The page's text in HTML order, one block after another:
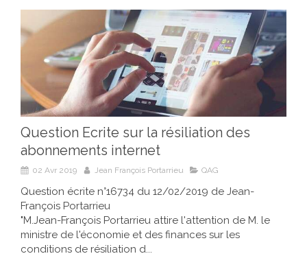
Question Ecrite sur la résiliation des
abonnements internet
02 Avr 2019 Jean François Portarrieu QAG
Question écrite n°16734 du 12/02/2019 de Jean-
François Portarrieu
"M.Jean-François Portarrieu attire l'attention de M. le
ministre de l'économie et des finances sur les
conditions de résiliation d...